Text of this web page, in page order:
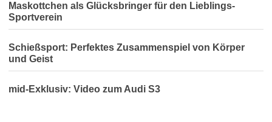
Maskottchen als Glücksbringer für den Lieblings-
Sportverein
Schießsport: Perfektes Zusammenspiel von Körper
und Geist
mid-Exklusiv: Video zum Audi S3